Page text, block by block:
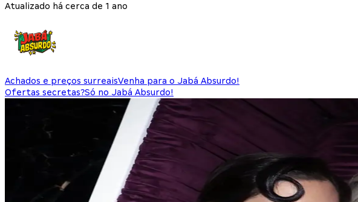
Atualizado há cerca de 1 ano
Achados e preços surreaisVenha para o Jabá Absurdo!
Ofertas secretas?Só no Jabá Absurdo!